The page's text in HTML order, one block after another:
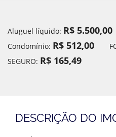
Aluguel líquido: R$ 5.500,00
Condomínio: R$ 512,00
SEGURO: R$ 165,49
DESCRIÇÃO DO